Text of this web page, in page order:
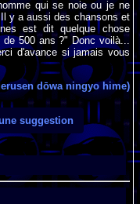
qui se noie ou je ne
y a aussi des chansons et
est dit quelque chose
500 ans ?" Donc voilà...
d'avance si jamais vous
dōwa ningyo hime)
suggestion